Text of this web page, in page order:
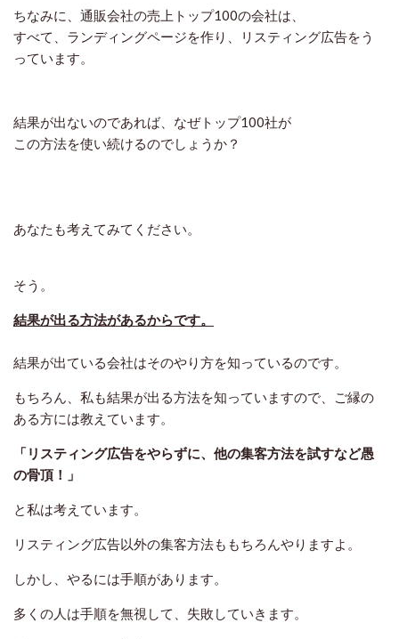
ちなみに、通販会社の売上トップ100の会社は、
すべて、ランディングページを作り、リスティング広告をう
っています。
結果が出ないのであれば、なぜトップ100社が
この方法を使い続けるのでしょうか？
あなたも考えてみてください。
そう。
結果が出る方法があるからです。
結果が出ている会社はそのやり方を知っているのです。
もちろん、私も結果が出る方法を知っていますので、ご縁の
ある方には教えています。
「リスティング広告をやらずに、他の集客方法を試すなど愚
の骨頂！」
と私は考えています。
リスティング広告以外の集客方法ももちろんやりますよ。
しかし、やるには手順があります。
多くの人は手順を無視して、失敗していきます。